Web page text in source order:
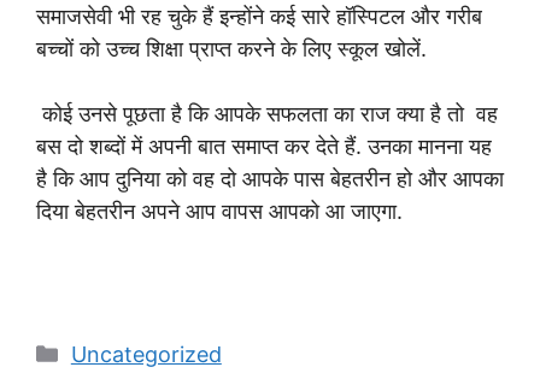
समाजसेवी भी रह चुके हैं इन्होंने कई सारे हॉस्पिटल और गरीब
बच्चों को उच्च शिक्षा प्राप्त करने के लिए स्कूल खोलें.
कोई उनसे पूछता है कि आपके सफलता का राज क्या है तो वह
बस दो शब्दों में अपनी बात समाप्त कर देते हैं. उनका मानना यह
है कि आप दुनिया को वह दो आपके पास बेहतरीन हो और आपका
दिया बेहतरीन अपने आप वापस आपको आ जाएगा.
Categories
Uncategorized